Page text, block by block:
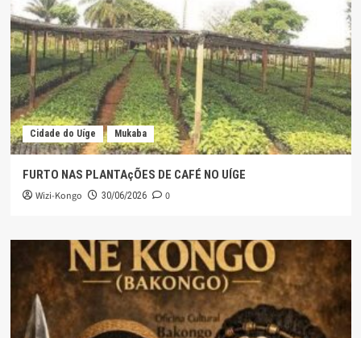
Cidade do Uíge Mukaba
FURTO NAS PLANTAçÕES DE CAFÉ NO UÍGE
Wizi-Kongo 30/06/2026 0